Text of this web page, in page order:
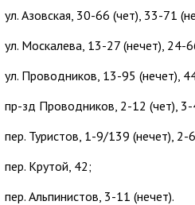
ул. Азовская, 30-66 (чет), 33-71
ул. Москалева, 13-27 (нечет), 24-
ул. Проводников, 13-95 (нечет),
пр-зд Проводников, 2-12 (чет), 3-
пер. Туристов, 1-9/139 (нечет), 2-
пер. Крутой, 42;
пер. Альпинистов, 3-11 (нечет).